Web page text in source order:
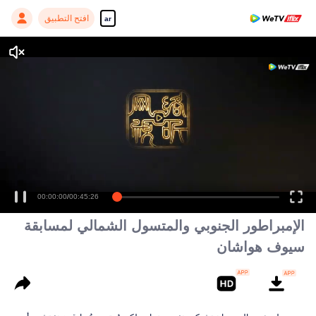
ar افتح التطبيق
00:00:00/00:45:26
الإمبراطور الجنوبي والمتسول الشمالي لمسابقة
سيوف هواشان